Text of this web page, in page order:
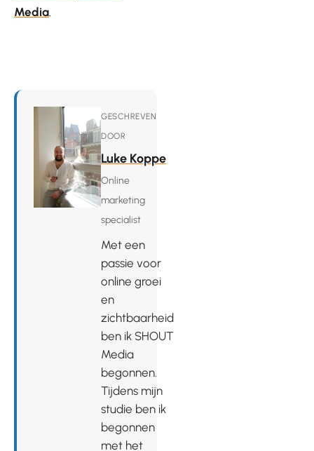
Media
GESCHREVEN
DOOR
Luke Koppe
Online
marketing
specialist
Met een
passie voor
online groei
en
zichtbaarheid
ben ik SHOUT
Media
begonnen.
Tijdens mijn
studie ben ik
begonnen
met het